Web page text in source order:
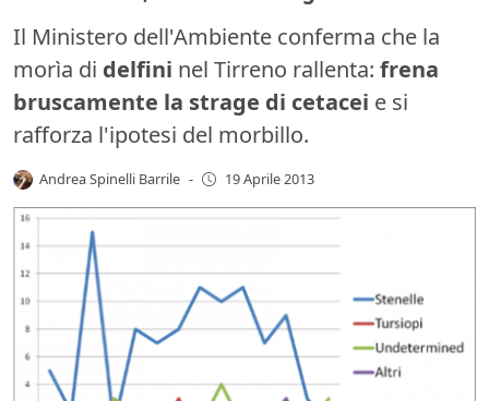
Il Ministero dell'Ambiente conferma che la
morìa di delfini nel Tirreno rallenta: frena
bruscamente la strage di cetacei e si
rafforza l'ipotesi del morbillo.
Andrea Spinelli Barrile - 19 Aprile 2013